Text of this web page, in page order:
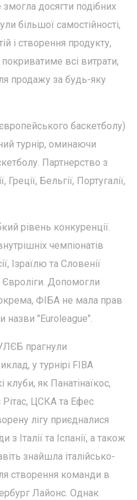
досягти подібних
більшої самостійності,
і створення продукту,
всі витрати,
продажу за будь-яку
баскетболу)
турнір, оминаючи
Партнерство з
Греції, Бельгії, Португалії,
рівень конкуренції.
чемпіонатів
Ізраїлю та Словенії
Євроліги. Допомогли
ФІБА не мала прав
назви "Euroleague".
прагнули
у турнірі FIBA
як Панатінаїкос,
ЦСКА та Ефес
лігу приєдналися
Італії та Іспанії, а також
знайшла італійсько-
створення команди в
Лайонс. Однак